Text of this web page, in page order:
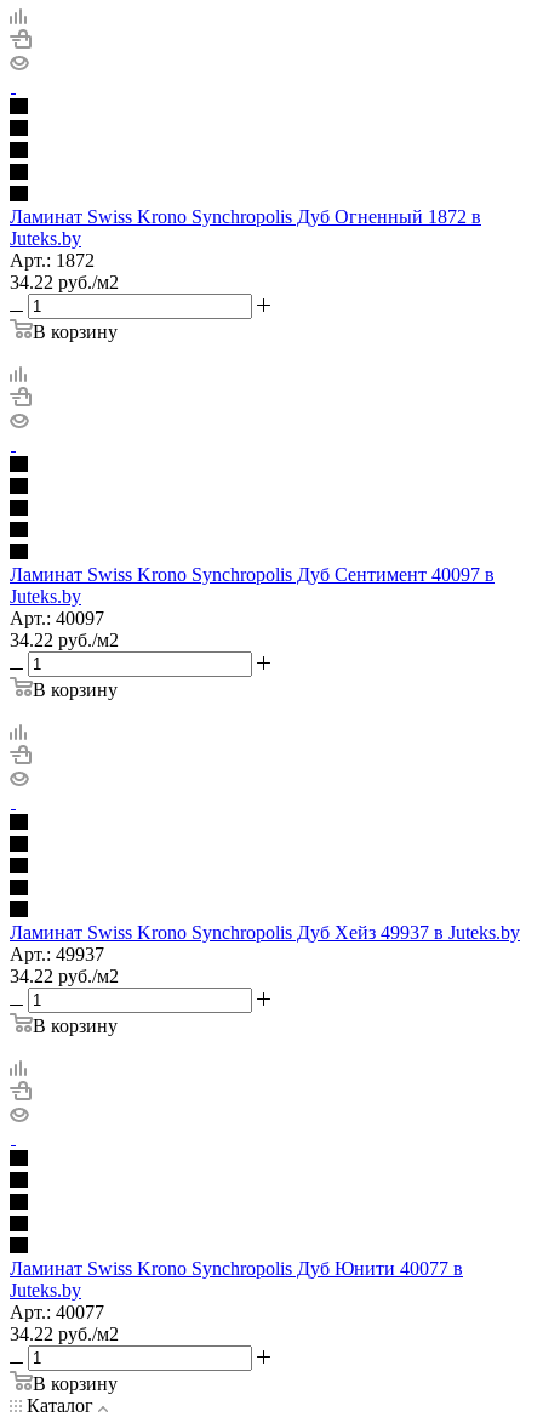
Ламинат Swiss Krono Synchropolis Дуб Огненный 1872 в
Juteks.by
Арт.: 1872
34.22 руб./м2
В корзину
Ламинат Swiss Krono Synchropolis Дуб Сентимент 40097 в
Juteks.by
Арт.: 40097
34.22 руб./м2
В корзину
Ламинат Swiss Krono Synchropolis Дуб Хейз 49937 в Juteks.by
Арт.: 49937
34.22 руб./м2
В корзину
Ламинат Swiss Krono Synchropolis Дуб Юнити 40077 в
Juteks.by
Арт.: 40077
34.22 руб./м2
В корзину
Каталог